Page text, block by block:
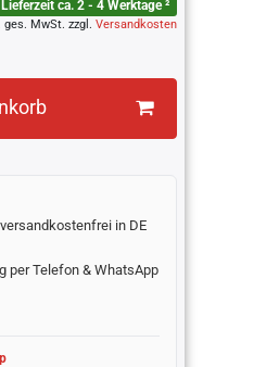
ca. 2 - 4 Werktage ²
ges. MwSt. zzgl. Versandkosten
in DE
per Telefon & WhatsApp